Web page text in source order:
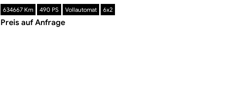
634667 Km 490 PS Vollautomat 6x2
Preis auf Anfrage